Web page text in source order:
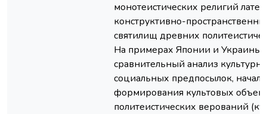
монотеистических религий
конструктивно-
святилищ древних
На примерах Японии и Украины
сравнительный анализ
социальных предпосылок,
формирования культовых
политеистических верований